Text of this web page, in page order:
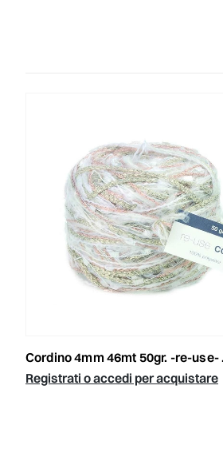
cordino 4mm 46mt 50gr. -re-use- naturale
Registrati o accedi per acquistare